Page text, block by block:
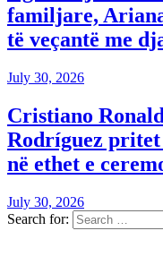
familjare,
të veçantë me
July 30, 2026
Cristiano
Rodríguez
në ethet e
July 30, 2026
Search for: